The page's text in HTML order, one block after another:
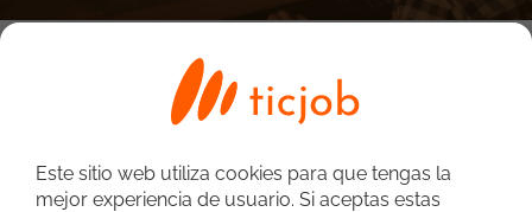
empleos encontrados
Este sitio web utiliza cookies para que tengas la
mejor experiencia de usuario. Si aceptas estas